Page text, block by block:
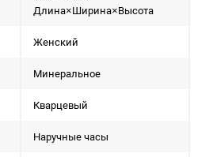
Длина×Ширина×Высота
Женский
Минеральное
Кварцевый
Наручные часы